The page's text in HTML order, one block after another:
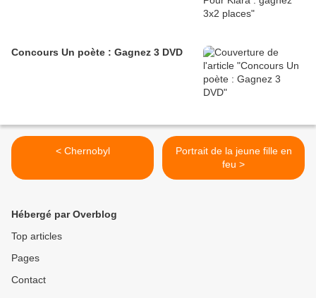
Concours Un poète : Gagnez 3 DVD
< Chernobyl
Portrait de la jeune fille en
feu >
Hébergé par Overblog
Top articles
Pages
Contact